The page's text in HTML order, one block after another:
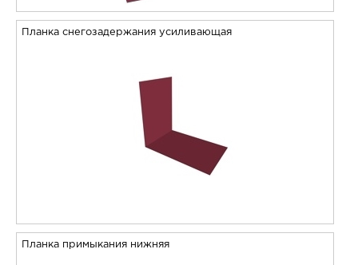
Планка снегозадержания усиливающая
Планка примыкания нижняя